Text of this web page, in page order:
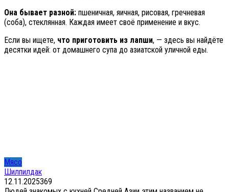
Она бывает разной: пшеничная, яичная, рисовая, гречневая
(соба), стеклянная. Каждая имеет своё применение и вкус.
Если вы ищете, что приготовить из лапши, — здесь вы найдёте
десятки идей: от домашнего супа до азиатской уличной еды.
Мясо
Шилпилдак
12.11.2025369